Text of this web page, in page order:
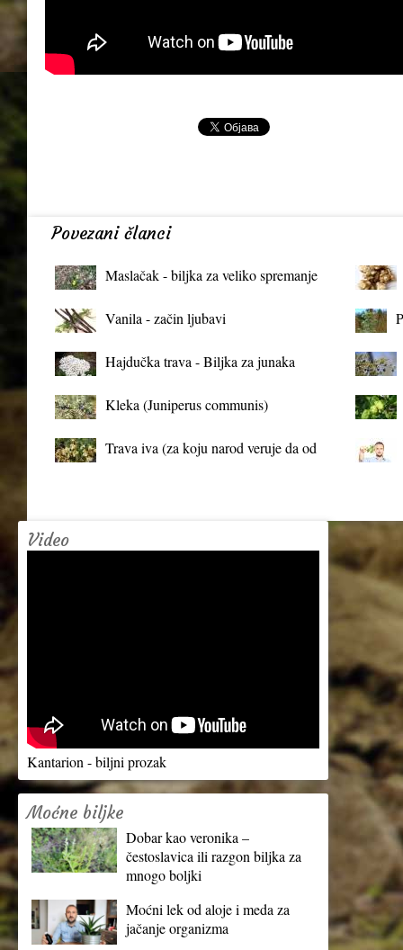
Povezani članci
Maslačak - biljka za veliko spremanje
Vanila - začin ljubavi
Hajdučka trava - Biljka za junaka
Kleka (Juniperus communis)
Trava iva (za koju narod veruje da od
Video
Kantarion - biljni prozak
Moćne biljke
Dobar kao veronika –
čestoslavica ili razgon biljka za
mnogo boljki
Moćni lek od aloje i meda za
jačanje organizma